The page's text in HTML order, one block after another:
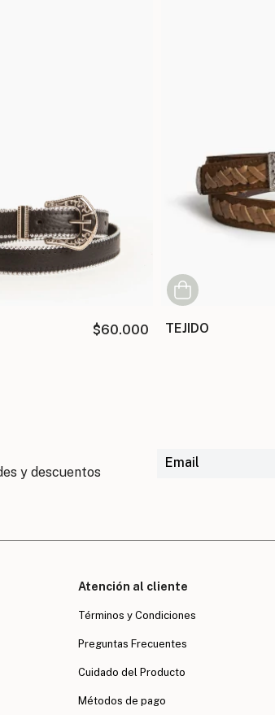
$60.000 TEJIDO
Atención al cliente
Términos y Condiciones
Preguntas Frecuentes
Cuidado del Producto
Métodos de pago